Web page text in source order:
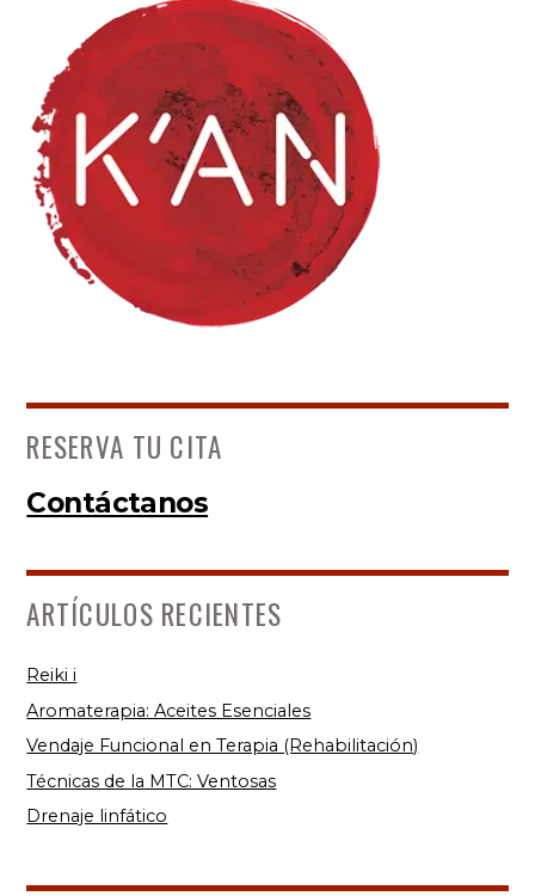
RESERVA TU CITA
Contáctanos
ARTÍCULOS RECIENTES
Reiki i
Aromaterapia: Aceites Esenciales
Vendaje Funcional en Terapia (Rehabilitación)
Técnicas de la MTC: Ventosas
Drenaje linfático